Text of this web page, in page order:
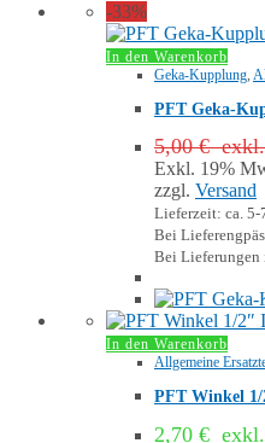
-33%
In den Warenkorb
Geka-Kupplung,
PFT Geka-
5,00€
Exkl. 19%
zzgl. Versand
Lieferzeit: ca. 5-
Bei
Bei Lieferungen
In den Warenkorb
Allgemeine
PFT Winkel 1/
2,70 €